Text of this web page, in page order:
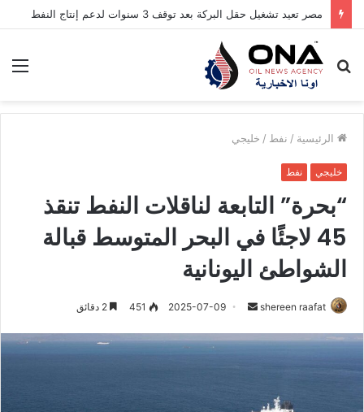
مصر تعيد تشغيل حقل البركة بعد توقف 3 سنوات لدعم إنتاج النفط
بحث
الرئيسية / نفط / خليجي
خليجي نفط
“بحرة” التابعة لناقلات النفط تنقذ
45 لاجئًا في البحر المتوسط قبالة
الشواطئ اليونانية
shereen raafat
أرسل
إلكترونيا
2025-07-09
451